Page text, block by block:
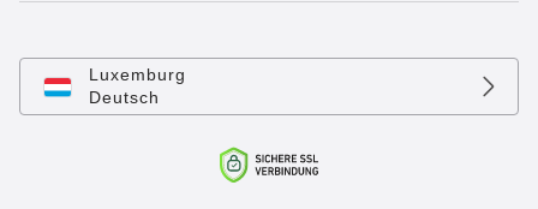
Luxemburg
Deutsch